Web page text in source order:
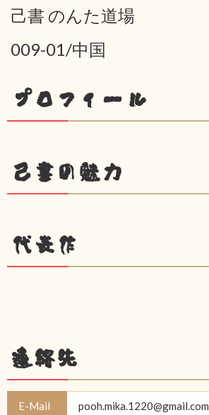
己書 のんた道場
009-01/中国
プロフィール
己書の魅力
代表作
連絡先
E-Mail pooh.mika.1220@gmail.com